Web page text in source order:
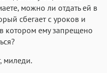
можно ли отдать ей в
сбегает с уроков и
котором ему запрещено
миледи.